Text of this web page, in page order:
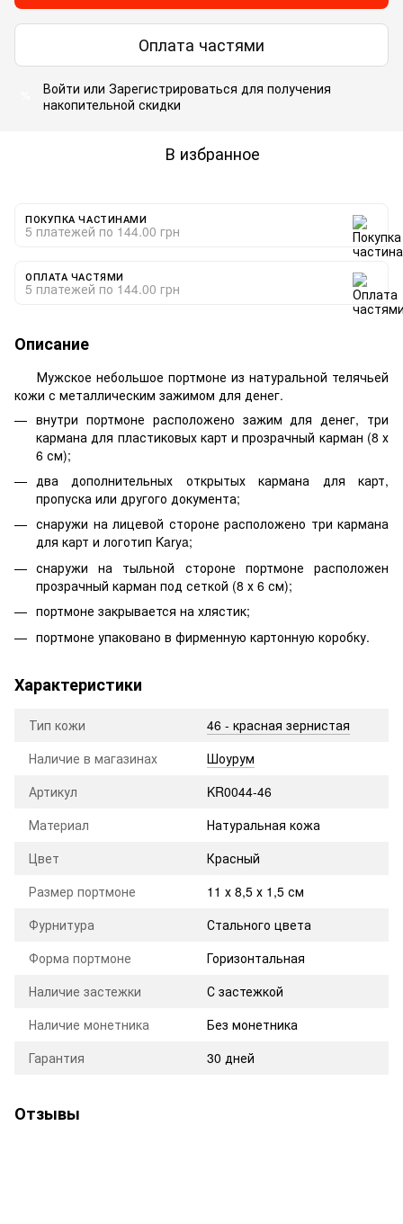
Оплата частями
Войти или Зарегистрироваться для получения
накопительной скидки
В избранное
ПОКУПКА ЧАСТИНАМИ
5 платежей по 144.00 грн
ОПЛАТА ЧАСТЯМИ
5 платежей по 144.00 грн
Описание
Мужское небольшое портмоне из натуральной телячьей
кожи с металлическим зажимом для денег.
внутри портмоне расположено зажим для денег, три
кармана для пластиковых карт и прозрачный карман (8 х
6 см);
два дополнительных открытых кармана для карт,
пропуска или другого документа;
снаружи на лицевой стороне расположено три кармана
для карт и логотип Karya;
снаружи на тыльной стороне портмоне расположен
прозрачный карман под сеткой (8 х 6 см);
портмоне закрывается на хлястик;
портмоне упаковано в фирменную картонную коробку.
Характеристики
Тип кожи
46 - красная зернистая
Наличие в магазинах
Шоурум
Артикул
KR0044-46
Материал
Натуральная кожа
Цвет
Красный
Размер портмоне
11 х 8,5 х 1,5 см
Фурнитура
Стального цвета
Форма портмоне
Горизонтальная
Наличие застежки
С застежкой
Наличие монетника
Без монетника
Гарантия
30 дней
Отзывы